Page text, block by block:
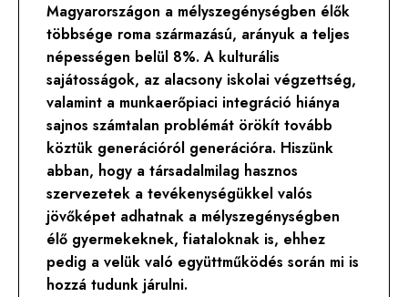
Magyarországon a mélyszegénységben élők
többsége roma származású, arányuk a teljes
népességen belül 8%. A kulturális
sajátosságok, az alacsony iskolai végzettség,
valamint a munkaerőpiaci integráció hiánya
sajnos számtalan problémát örökít tovább
köztük generációról generációra. Hiszünk
abban, hogy a társadalmilag hasznos
szervezetek a tevékenységükkel valós
jövőképet adhatnak a mélyszegénységben
élő gyermekeknek, fiataloknak is, ehhez
pedig a velük való együttműködés során mi is
hozzá tudunk járulni.